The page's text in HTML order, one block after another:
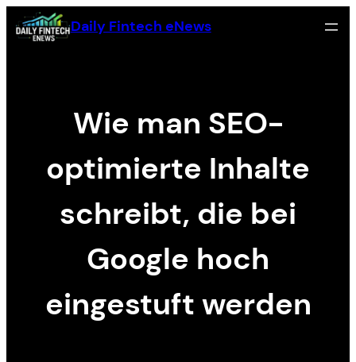
Skip
to
Daily Fintech eNews
Wie man SEO-
optimierte Inhalte
schreibt, die bei
Google hoch
eingestuft werden